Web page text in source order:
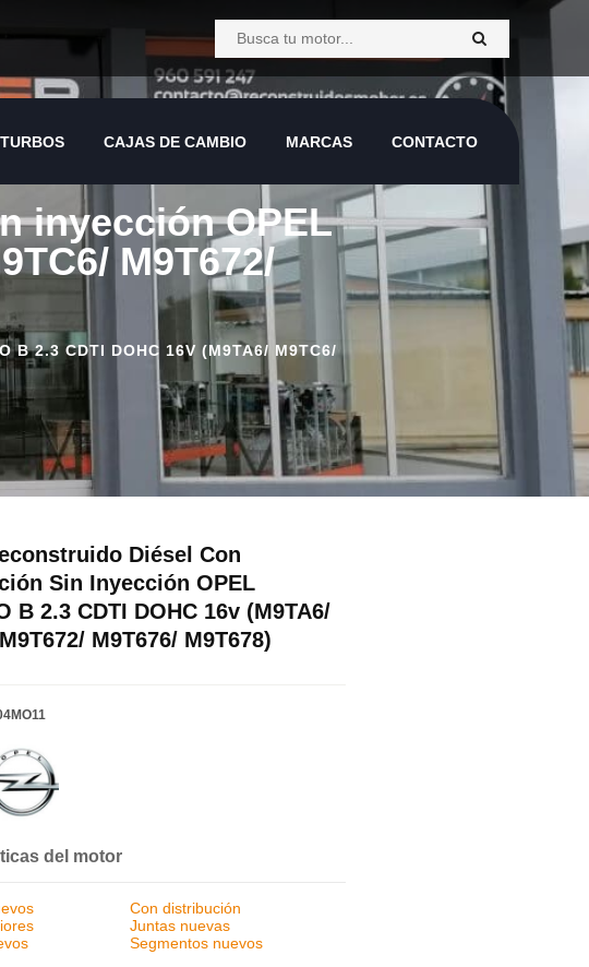
TURBOS CAJAS DE CAMBIO MARCAS CONTACTO
inyección OPEL
M9T672/
B 2.3 CDTI DOHC 16V (M9TA6/ M9TC6/
Diésel Con
Sin Inyección OPEL
B 2.3 CDTI DOHC 16v (M9TA6/
M9T676/ M9T678)
del motor
Con distribución
Juntas nuevas
Segmentos nuevos